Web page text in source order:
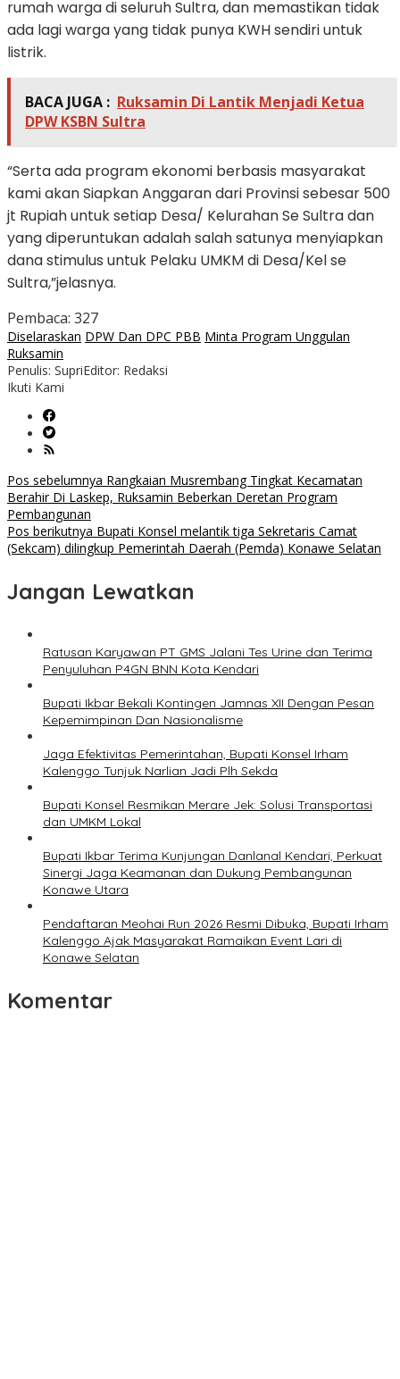
rumah warga di seluruh Sultra, dan memastikan tidak
ada lagi warga yang tidak punya KWH sendiri untuk
listrik.
BACA JUGA : Ruksamin Di Lantik Menjadi Ketua
DPW KSBN Sultra
“Serta ada program ekonomi berbasis masyarakat
kami akan Siapkan Anggaran dari Provinsi sebesar 500
jt Rupiah untuk setiap Desa/ Kelurahan Se Sultra dan
yang diperuntukan adalah salah satunya menyiapkan
dana stimulus untuk Pelaku UMKM di Desa/Kel se
Sultra,”jelasnya.
Pembaca: 327
Diselaraskan DPW Dan DPC PBB Minta Program Unggulan
Ruksamin
Penulis: SupriEditor: Redaksi
Ikuti Kami
Navigasi
pos
Pos sebelumnya Rangkaian Musrembang Tingkat Kecamatan
Berahir Di Laskep, Ruksamin Beberkan Deretan Program
Pembangunan
Pos berikutnya Bupati Konsel melantik tiga Sekretaris Camat
(Sekcam) dilingkup Pemerintah Daerah (Pemda) Konawe Selatan
Jangan Lewatkan
Ratusan Karyawan PT GMS Jalani Tes Urine dan Terima
Penyuluhan P4GN BNN Kota Kendari
Bupati Ikbar Bekali Kontingen Jamnas XII Dengan Pesan
Kepemimpinan Dan Nasionalisme
Jaga Efektivitas Pemerintahan, Bupati Konsel Irham
Kalenggo Tunjuk Narlian Jadi Plh Sekda
Bupati Konsel Resmikan Merare Jek: Solusi Transportasi
dan UMKM Lokal
Bupati Ikbar Terima Kunjungan Danlanal Kendari, Perkuat
Sinergi Jaga Keamanan dan Dukung Pembangunan
Konawe Utara
Pendaftaran Meohai Run 2026 Resmi Dibuka, Bupati Irham
Kalenggo Ajak Masyarakat Ramaikan Event Lari di
Konawe Selatan
Komentar